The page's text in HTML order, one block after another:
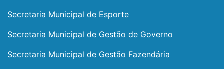
Secretaria Municipal de Esporte
Secretaria Municipal de Gestão de Governo
Secretaria Municipal de Gestão Fazendária